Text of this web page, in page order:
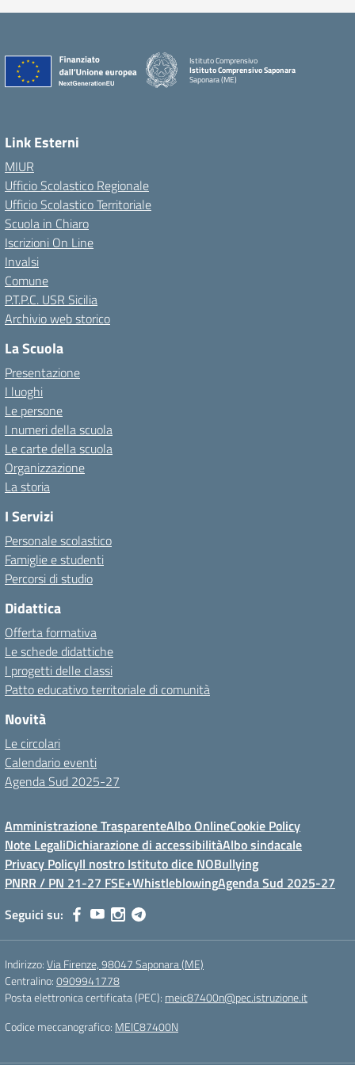
Istituto Comprensivo
Istituto Comprensivo Saponara
Saponara (ME)
Link Esterni
MIUR
Ufficio Scolastico Regionale
Ufficio Scolastico Territoriale
Scuola in Chiaro
Iscrizioni On Line
Invalsi
Comune
P.T.P.C. USR Sicilia
Archivio web storico
La Scuola
Presentazione
I luoghi
Le persone
I numeri della scuola
Le carte della scuola
Organizzazione
La storia
I Servizi
Personale scolastico
Famiglie e studenti
Percorsi di studio
Didattica
Offerta formativa
Le schede didattiche
I progetti delle classi
Patto educativo territoriale di comunità
Novità
Le circolari
Calendario eventi
Agenda Sud 2025-27
Amministrazione TrasparenteAlbo OnlineCookie Policy
Note LegaliDichiarazione di accessibilitàAlbo sindacale
Privacy PolicyIl nostro Istituto dice NOBullying
PNRR / PN 21-27 FSE+WhistleblowingAgenda Sud 2025-27
Seguici su:
Indirizzo:Via Firenze, 98047 Saponara (ME)
Centralino:0909941778
Posta elettronica certificata (PEC): meic87400n@pec.istruzione.it
Codice meccanografico: MEIC87400N